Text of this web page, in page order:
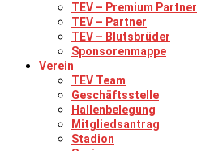
TEV – Premium Partner
TEV – Partner
TEV – Blutsbrüder
Sponsorenmappe
Verein
TEV Team
Geschäftsstelle
Hallenbelegung
Mitgliedsantrag
Stadion